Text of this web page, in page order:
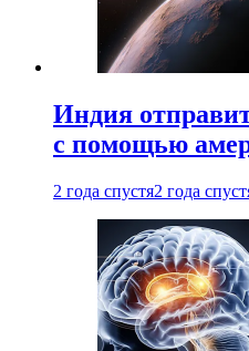
Индия
с помощью
2 года спустя2 года